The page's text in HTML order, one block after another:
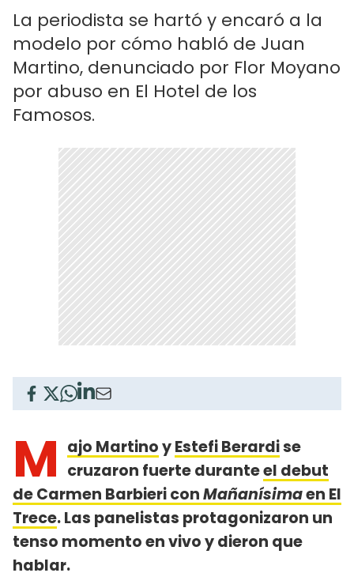
La periodista se hartó y encaró a la
modelo por cómo habló de Juan
Martino, denunciado por Flor Moyano
por abuso en El Hotel de los
Famosos.
M ajo MartinoyEstefi Berardise
cruzaron fuerte duranteel debut
de Carmen Barbieri conMañanísimaen El
Trece. Las panelistas protagonizaron un
tenso momento en vivo y dieron que
hablar.